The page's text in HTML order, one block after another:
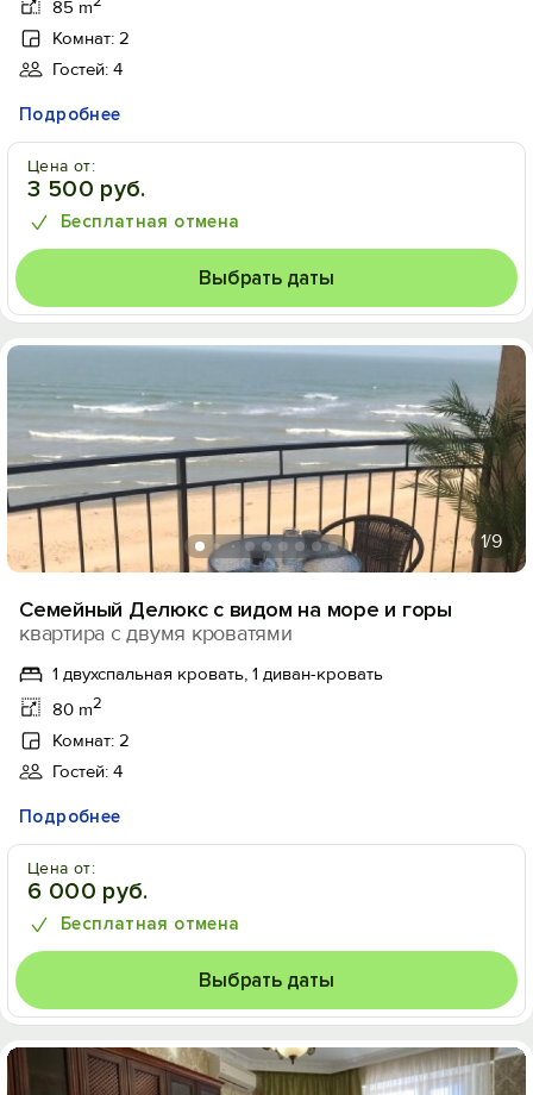
85 m
Комнат: 2
Гостей: 4
Подробнее
Цена от:
3 500 руб.
Бесплатная отмена
Выбрать даты
1/9
Семейный Делюкс с видом на море и горы
квартира с двумя кроватями
1 двухспальная кровать, 1 диван-кровать
80 m2
Комнат: 2
Гостей: 4
Подробнее
Цена от:
6 000 руб.
Бесплатная отмена
Выбрать даты